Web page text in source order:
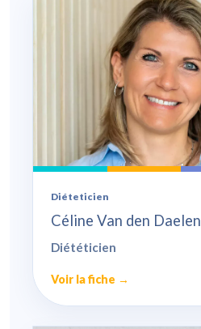
Diéteticien
Céline Van den Daelen
Diététicien
Voir la fiche →